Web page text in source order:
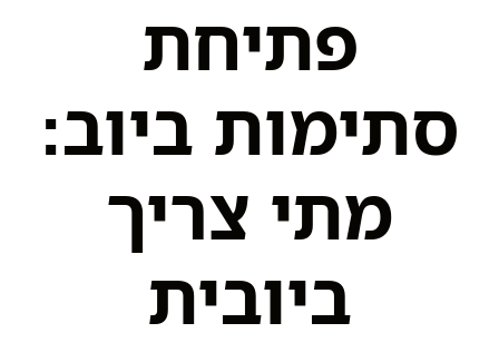
פתיחת
סתימות ביוב:
מתי צריך
ביובית